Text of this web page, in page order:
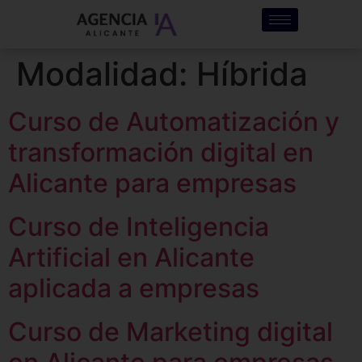
Modalidad: Híbrida
Curso de Automatización y
transformación digital en
Alicante para empresas
Curso de Inteligencia
Artificial en Alicante
aplicada a empresas
Curso de Marketing digital